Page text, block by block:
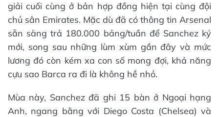
giải cuối cùng ở bản hợp đồng hiện tại cùng đội
chủ sân Emirates. Mặc dù đã có thông tin Arsenal
sẵn sàng trả 180.000 bảng/tuần để Sanchez ký
mới, song sau những lùm xùm gần đây và mức
lương đó còn kém xa con số mong đợi, khả năng
cựu sao Barca ra đi là không hề nhỏ.
Mùa này, Sanchez đã ghi 15 bàn ở Ngoại hạng
Anh, ngang bằng với Diego Costa (Chelsea) và